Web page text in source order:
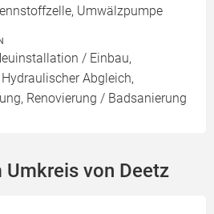
Umwälzpumpe
/ Einbau,
Abgleich,
Renovierung / Badsanierung
von Deetz